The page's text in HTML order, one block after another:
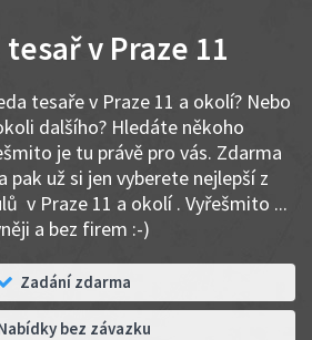
v Praze 11
tesaře v Praze 11 a okolí? Nebo
dalšího? Hledáte někoho
je tu právě pro vás. Zdarma
pak už si jen vyberete nejlepší z
v Praze 11 a okolí . Vyřešmito ...
a bez firem :-)
Zadání zdarma
bez závazku